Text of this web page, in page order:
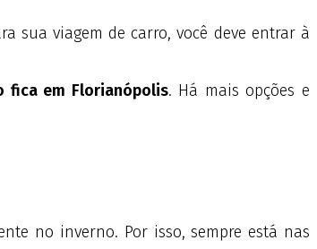
sua viagem de carro, você deve entrar à
fica em Florianópolis. Há mais opções e
no inverno. Por isso, sempre está nas